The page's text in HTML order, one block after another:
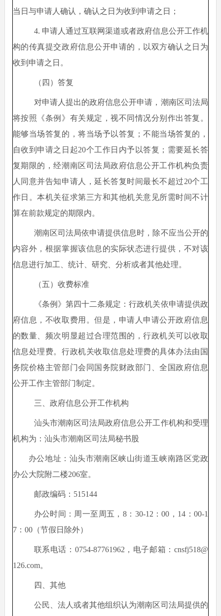
当日与申请人确认，确认之日为收到申请之日；
4. 申请人通过互联网渠道或者政府信息公开工作机
构的传真提交政府信息公开申请的，以双方确认之日为
收到申请之日。
（四）答复
对申请人提出的政府信息公开申请，潮南区司法局
将按照《条例》有关规定，视不同情况分别作出答复。
能够当场答复的，将当场予以答复；不能当场答复的，
自收到申请之日起20个工作日内予以答复；需要延长答
复期限的，经潮南区司法局政府信息公开工作机构负责
人同意并告知申请人，延长答复时间最长不超过20个工
作日。本机关征求第三方和其他机关意见所需时间不计
算在前款规定的期限内。
潮南区司法局依申请提供信息时，除不应当公开的
内容外，根据掌握该信息的实际状态进行提供，不对该
信息进行加工、统计、研究、分析或者其他处理。
（五）收费标准
《条例》第四十二条规定：行政机关依申请提供政
府信息，不收取费用。但是，申请人申请公开政府信息
的数量、频次明显超过合理范围的，行政机关可以收取
信息处理费。行政机关收取信息处理费的具体办法由国
务院价格主管部门会同国务院财政部门、全国政府信息
公开工作主管部门制定。
三、政府信息公开工作机构
汕头市潮南区司法局政府信息公开工作机构和受理
机构为：汕头市潮南区司法局秘书股
办公地址：汕头市潮南区峡山街道玉峡南路区党政
办公大院附二楼206室。
邮政编码： 515144
办公时间：周一至周五， 8：30-12：00，14：00-1
7：00（节假日除外）
联系电话： 0754-87761962，电子邮箱： cnsfj518@
126.com。
四、其他
公民、法人或者其他组织认为潮南区司法局提供的